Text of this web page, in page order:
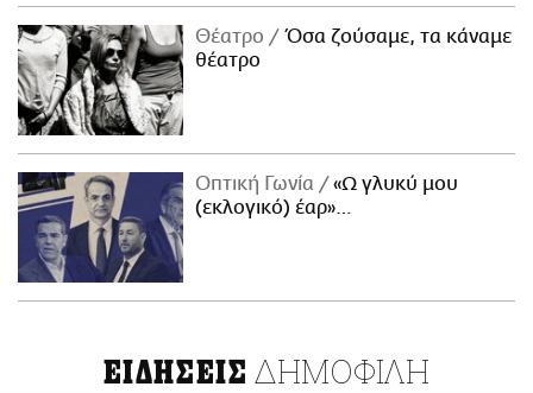
Θέατρο
Όσα ζούσαμε, τα κάναμε
θέατρο
Οπτική Γωνία
«Ω γλυκύ μου
(εκλογικό) έαρ»…
ΕΙΔΗΣΕΙΣ ΔΗΜΟΦΙΛΗ